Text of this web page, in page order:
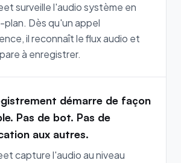
surveille l'audio système en
plan. Dès qu'un appel
il reconnaît le flux audio et
à enregistrer.
démarre de façon
Pas de bot. Pas de
aux autres.
capture l'audio au niveau